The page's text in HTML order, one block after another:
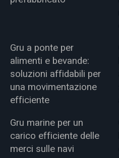
Gru a ponte per
alimenti e bevande:
soluzioni affidabili per
una movimentazione
efficiente
Gru marine per un
carico efficiente delle
merci sulle navi